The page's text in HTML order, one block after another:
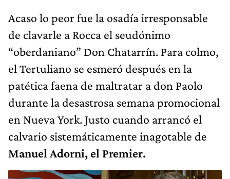
Acaso lo peor fue la osadía irresponsable
de clavarle a Rocca el seudónimo
“oberdaniano” Don Chatarrín. Para colmo,
el Tertuliano se esmeró después en la
patética faena de maltratar a don Paolo
durante la desastrosa semana promocional
en Nueva York. Justo cuando arrancó el
calvario sistemáticamente inagotable de
Manuel Adorni, el Premier.